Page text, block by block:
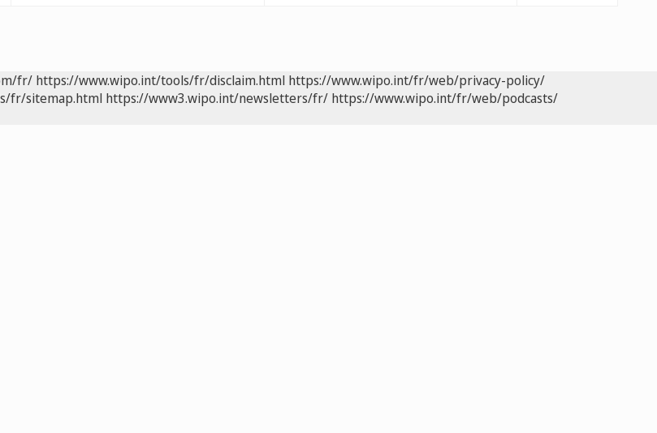
fr/ https://www.wipo.int/tools/fr/disclaim.html https://www.wipo.int/fr/web/privacy-policy/
fr/sitemap.html https://www3.wipo.int/newsletters/fr/ https://www.wipo.int/fr/web/podcasts/